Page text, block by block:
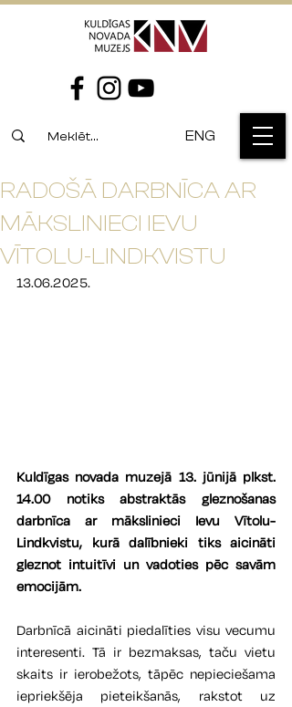
ENG
RADOŠĀ DARBNĪCA AR
MĀKSLINIECI IEVU
VĪTOLU-LINDKVISTU
13.06.2025.
Kuldīgas novada muzejā 13. jūnijā plkst.
14.00 notiks abstraktās gleznošanas
darbnīca ar mākslinieci Ievu Vītolu-
Lindkvistu, kurā dalībnieki tiks aicināti
gleznot intuitīvi un vadoties pēc savām
emocijām.
Darbnīcā aicināti piedalīties visu vecumu
interesenti. Tā ir bezmaksas, taču vietu
skaits ir ierobežots, tāpēc nepieciešama